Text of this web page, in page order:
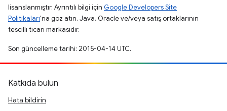
lisanslanmıştır. Ayrıntılı bilgi için Google Developers Site
Politikaları'na göz atın. Java, Oracle ve/veya satış ortaklarının
tescilli ticari markasıdır.
Son güncelleme tarihi: 2015-04-14 UTC.
Katkıda bulun
Hata bildirin